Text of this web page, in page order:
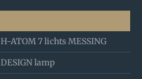
H-ATOM 7 lichts MESSING
DESIGN lamp